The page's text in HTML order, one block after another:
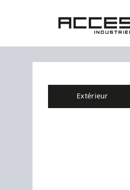
Accès Industriel
Extérieur